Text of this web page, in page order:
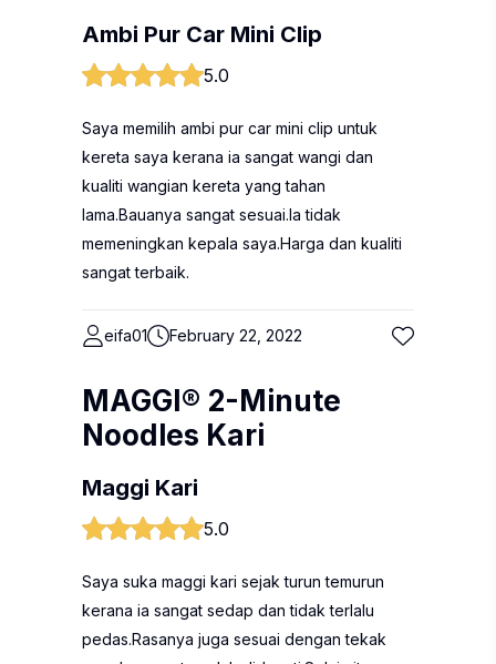
Ambi Pur Car Mini Clip
5.0
Saya memilih ambi pur car mini clip untuk
kereta saya kerana ia sangat wangi dan
kualiti wangian kereta yang tahan
lama.Bauanya sangat sesuai.Ia tidak
memeningkan kepala saya.Harga dan kualiti
sangat terbaik.
eifa01 February 22, 2022
MAGGI® 2-Minute
Noodles Kari
Maggi Kari
5.0
Saya suka maggi kari sejak turun temurun
kerana ia sangat sedap dan tidak terlalu
pedas.Rasanya juga sesuai dengan tekak